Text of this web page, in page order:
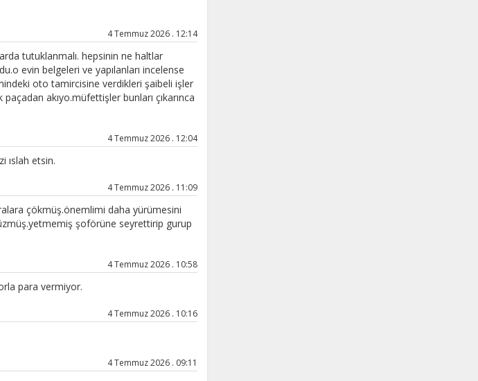
4 Temmuz 2026 . 12:14
tutuklanmalı. hepsinin ne haltlar
evin belgeleri ve yapılanları incelense
oto tamircisine verdikleri şaibeli işler
akıyo.müfettişler bunları çıkarınca
4 Temmuz 2026 . 12:04
ıslah etsin.
4 Temmuz 2026 . 11:09
çökmüş.önemlimi daha yürümesini
şoförüne seyrettirip gurup
4 Temmuz 2026 . 10:58
para vermiyor.
4 Temmuz 2026 . 10:16
4 Temmuz 2026 . 09:11